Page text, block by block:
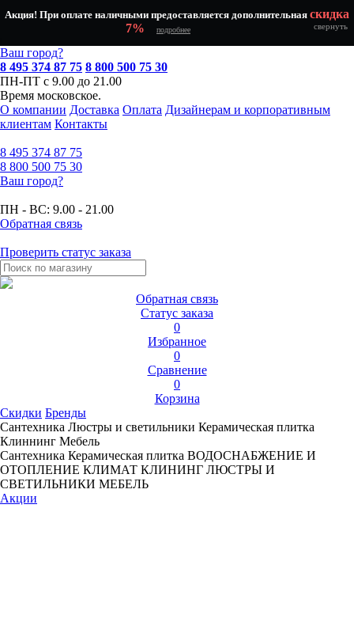
Акция! При оплате наличными предоставляется дополнительная скидка
7%
подробнее свернуть
Ваш город?
8 495 374 87 75 8 800 500 75 30
ПН-ПТ с 9.00 до 21.00
Время московское.
О компании Доставка Оплата Дизайнерам и корпоративным
клиентам Контакты
8 495 374 87 75
8 800 500 75 30
Ваш город?
ПН - ВС: 9.00 - 21.00
Обратная связь
Проверить статус заказа
Обратная связь
Статус заказа
0
Избранное
0
Сравнение
0
Корзина
Скидки Бренды
Сантехника Люстры и светильники Керамическая плитка
Клиннинг Мебель
Сантехника Керамическая плитка ВОДОСНАБЖЕНИЕ И
ОТОПЛЕНИЕ КЛИМАТ КЛИНИНГ ЛЮСТРЫ И
СВЕТИЛЬНИКИ МЕБЕЛЬ
Акции